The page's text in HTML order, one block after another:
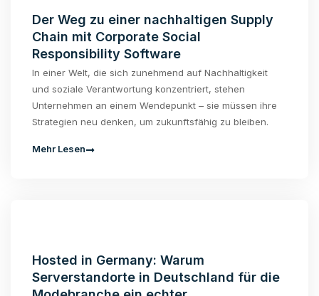
Der Weg zu einer nachhaltigen Supply
Chain mit Corporate Social
Responsibility Software
In einer Welt, die sich zunehmend auf Nachhaltigkeit
und soziale Verantwortung konzentriert, stehen
Unternehmen an einem Wendepunkt – sie müssen ihre
Strategien neu denken, um zukunftsfähig zu bleiben.
Mehr Lesen
Hosted in Germany: Warum
Serverstandorte in Deutschland für die